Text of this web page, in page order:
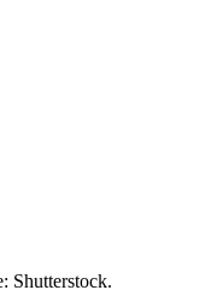
Shutterstock.